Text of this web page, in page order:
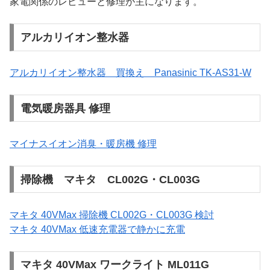
アルカリイオン整水器
アルカリイオン整水器 買換え Panasinic TK-AS31-W
電気暖房器具 修理
マイナスイオン消臭・暖房機 修理
掃除機 マキタ CL002G・CL003G
マキタ 40VMax 掃除機 CL002G・CL003G 検討
マキタ 40VMax 低速充電器で静かに充電
マキタ 40VMax ワークライト ML011G